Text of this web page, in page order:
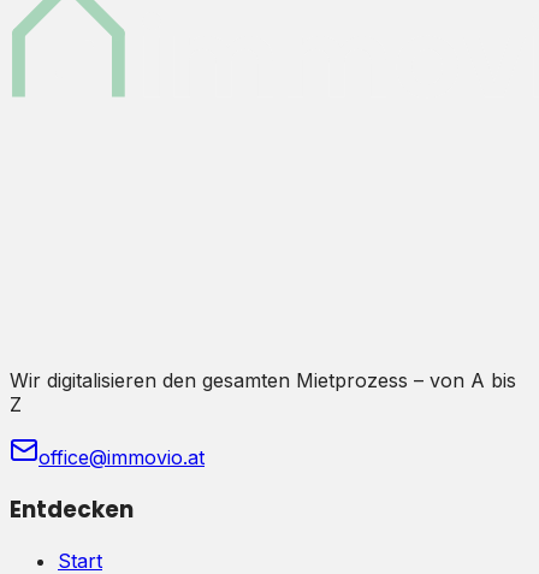
Wir digitalisieren den gesamten Mietprozess – von A bis
Z
office@immovio.at
Entdecken
Start